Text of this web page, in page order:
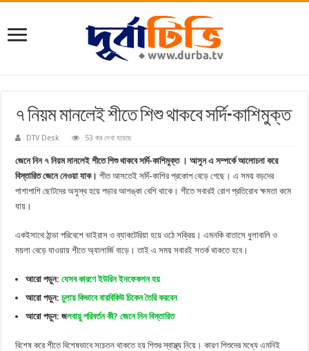
৭ নিয়ম মানলেই শীতে শিশু থাকবে সর্দি-কাশিমুক্ত
DTV Desk 53 বার দেখা হয়েছে
জেনে নিন ৭ নিয়ম মানলেই শীতে শিশু থাকবে সর্দি-কাশিমুক্ত । আসুন এ সম্পর্কে আলোচনা করে
বিস্তারিত জেনে নেওয়া যাক। শীত আসতেই সর্দি-কাশির প্রকোপ বেড়ে গেছে। এ সময় বড়দের
পাশাপাশি ছোটদের অসুস্থ হয়ে পড়ার আশঙ্কা বেশি থাকে। শীতে সবারই রোগ প্রতিরোধ ক্ষমতা কমে
যায়।
একইসাথে ঠান্ডা পরিবেশে ভাইরাস ও ব্যাকটেরিয়া হয়ে ওঠে সক্রিয়। এমনকি বাতাসে ধুলাবালি ও
ময়লা বেড়ে যাওয়ায় শীতে অ্যালার্জি বাড়ে। তাই এ সময় সবারই সতর্ক থাকতে হবে।
আরো পড়ুন:যেসব কারণে ইউরিন ইনফেকশন হয়
আরো পড়ুন: চুলায় কিভাবে বারবিকিউ চিকেন তৈরি করবেন
আরো পড়ুন: জলবায়ু পরিবর্তন কী? জেনে নিন বিস্তারিত
বিশেষ করে শীতে বিশেষভাবে সচেতন থাকতে হয় শিশুর স্বাস্থ্য নিয়ে। কারণ শিশুদের মধ্যে এমনিই